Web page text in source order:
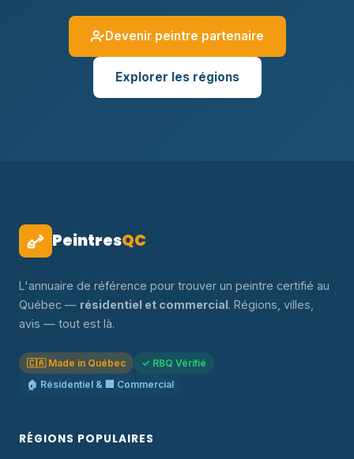
Devenir peintre partenaire
Explorer les régions
PeintresQC
L'annuaire de référence pour trouver un peintre certifié au
Québec — résidentiel et commercial. Régions, villes,
avis — tout est là.
🇨🇦 Made in Québec
✓ RBQ Vérifié
🏠 Résidentiel & 🏢 Commercial
RÉGIONS POPULAIRES